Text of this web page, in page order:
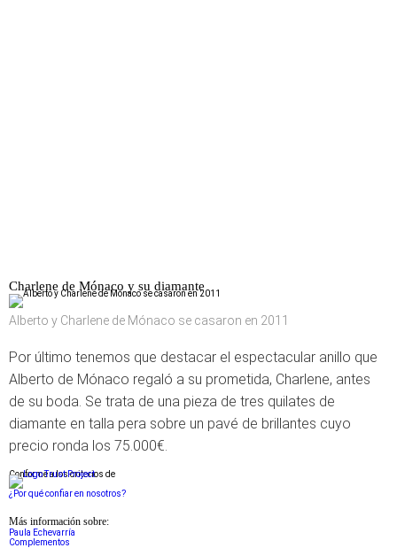
Charlene de Mónaco y su diamante
Alberto y Charlene de Mónaco se casaron en 2011
Por último tenemos que destacar el espectacular anillo que
Alberto de Mónaco regaló a su prometida, Charlene, antes
de su boda. Se trata de una pieza de tres quilates de
diamante en talla pera sobre un pavé de brillantes cuyo
precio ronda los 75.000€.
Conforme a los criterios de
¿Por qué confiar en nosotros?
Más información sobre:
Paula Echevarría
Complementos